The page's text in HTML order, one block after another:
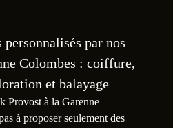
par nos
Colombes : coiffure,
et balayage
Provost à la Garenne
à proposer seulement des